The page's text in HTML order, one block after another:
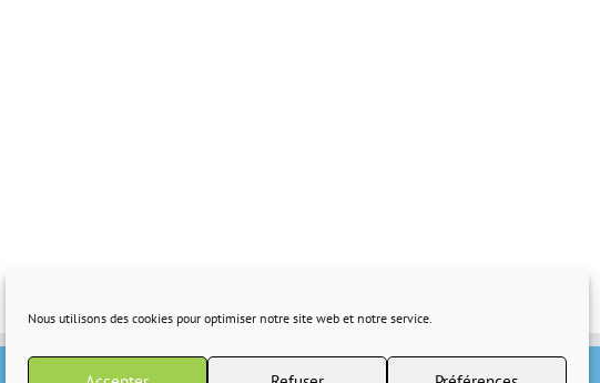
Nous utilisons des cookies pour optimiser notre site web et notre service.